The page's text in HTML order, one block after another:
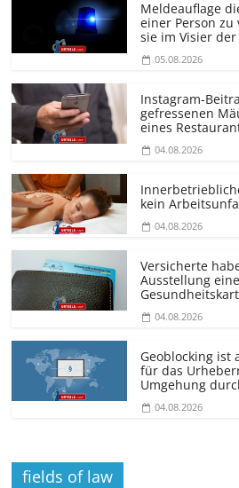
Meldeauflage
einer Person
sie im Visier
05.08.2026
Instagram-
gefressenen
eines
04.08.2026
kein
04.08.2026
Versicherte
Ausstellung
04.08.2026
Geoblocking ist
für das
Umgehung
04.08.2026
fields of law